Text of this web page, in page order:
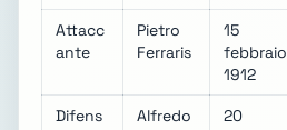
Attacc
ante
Pietro
Ferraris
15
febbraio
1912
Difens
Alfredo
20